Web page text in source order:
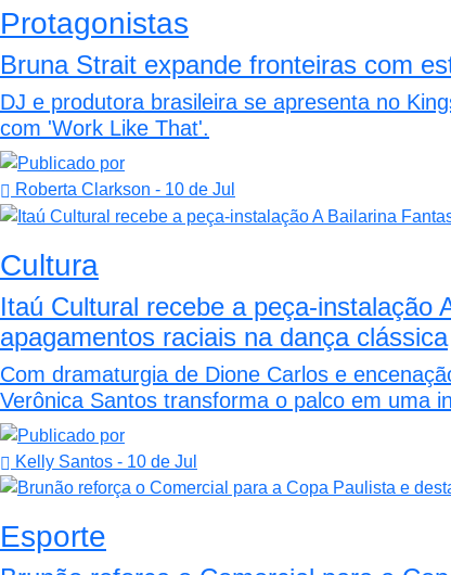
Protagonistas
Bruna Strait expande fronteiras com
DJ e produtora brasileira se apresenta no
com 'Work Like That'.
Roberta Clarkson - 10 de Jul
Cultura
Itaú Cultural recebe a peça-instalação
apagamentos raciais na dança clássica
Com dramaturgia de Dione Carlos e
Verônica Santos transforma o palco em uma
Kelly Santos - 10 de Jul
Esporte